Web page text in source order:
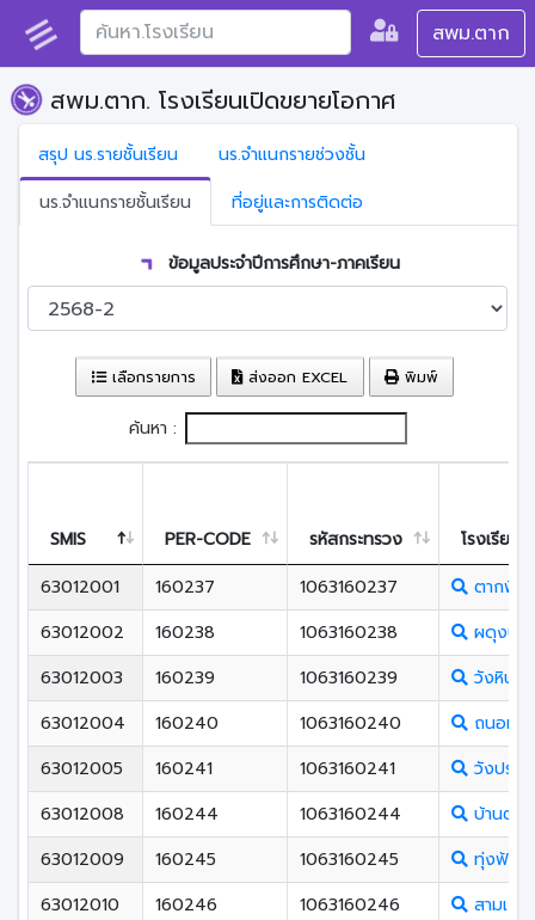
สพม.ตาก
สพม.ตาก. โรงเรียนเปิดขยายโอกาศ
สรุป นร.รายชั้นเรียน
นร.จำแนกรายช่วงชั้น
นร.จำแนกรายชั้นเรียน
ที่อยู่และการติดต่อ
ข้อมูลประจำปีการศึกษา-ภาคเรียน
เลือกรายการ ส่งออก EXCEL พิมพ์
ค้นหา :
SMIS PER-CODE รหัสกระทรวง
โรงเรียน
63012001
160237 1063160237
ตากพิท
63012002
160238 1063160238
ผดุงปั
63012003
160239 1063160239
วังหินกิ
63012004
160240 1063160240
ถนอมร
63012005
160241 1063160241
วังประ
63012008
160244 1063160244
บ้านตาก
63012009
160245 1063160245
ทุ่งฟ้าวิ
63012010
160246 1063160246
สามเงา